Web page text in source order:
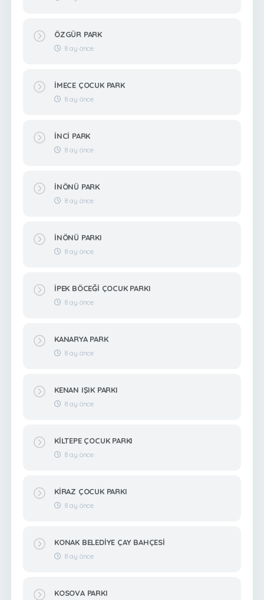
ÖZGÜR PARK
8 ay önce
İMECE ÇOCUK PARK
8 ay önce
İNCİ PARK
8 ay önce
İNÖNÜ PARK
8 ay önce
İNÖNÜ PARKI
8 ay önce
İPEK BÖCEĞİ ÇOCUK PARKI
8 ay önce
KANARYA PARK
8 ay önce
KENAN IŞIK PARKI
8 ay önce
KİLTEPE ÇOCUK PARKI
8 ay önce
KİRAZ ÇOCUK PARKI
8 ay önce
KONAK BELEDİYE ÇAY BAHÇESİ
8 ay önce
KOSOVA PARKI